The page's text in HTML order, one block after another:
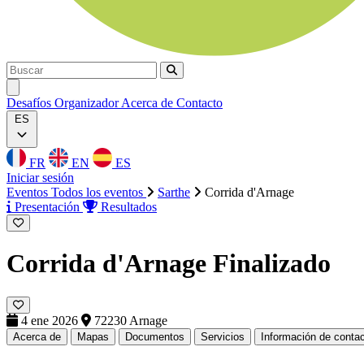
Buscar
Buscar
Desafíos OrganizadorAcerca de Contacto
ES
FR EN
ES
Iniciar sesión
Eventos Todos los eventos Sarthe
Corrida d'Arnage
Presentación
Resultados
Corrida d'Arnage Finalizado
4 ene 2026 72230 Arnage
Acerca de Mapas Documentos Servicios Información de